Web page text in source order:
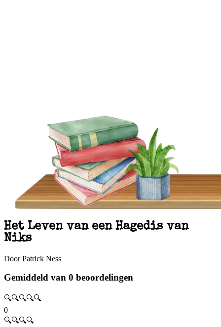
Het Leven van een Hagedis van
Niks
Door Patrick Ness
Gemiddeld van 0 beoordelingen
🔍🔍🔍🔍🔍
0
🔍🔍🔍🔍